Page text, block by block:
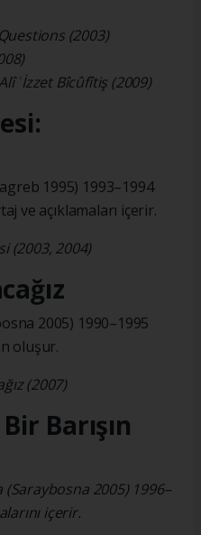
(2003)
ʿİzzet Bîcûfîtiş (2009)
1995) 1993–1994
ve açıklamaları içerir.
(2003, 2004)
2005) 1990–1995
oluşur.
(2007)
Barışın
2005) 1996–
içerir.